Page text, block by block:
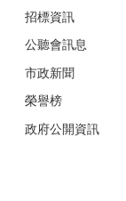
招標資訊
公聽會訊息
市政新聞
榮譽榜
政府公開資訊